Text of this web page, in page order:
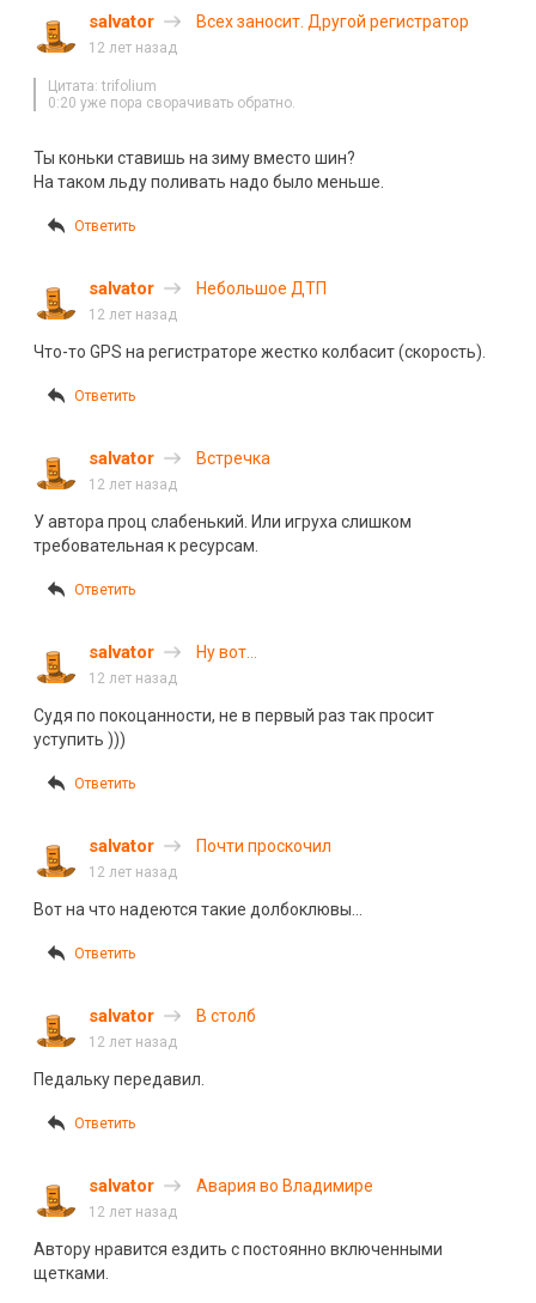
salvator Всех заносит. Другой регистратор
12 лет назад
Цитата: trifolium
0:20 уже пора сворачивать обратно.
Ты коньки ставишь на зиму вместо шин?
На таком льду поливать надо было меньше.
Ответить
salvator Небольшое ДТП
12 лет назад
Что-то GPS на регистраторе жестко колбасит (скорость).
Ответить
salvator Встречка
12 лет назад
У автора проц слабенький. Или игруха слишком
требовательная к ресурсам.
Ответить
salvator Ну вот…
12 лет назад
Судя по покоцанности, не в первый раз так просит
уступить )))
Ответить
salvator Почти проскочил
12 лет назад
Вот на что надеются такие долбоклювы…
Ответить
salvator В столб
12 лет назад
Педальку передавил.
Ответить
salvator Авария во Владимире
12 лет назад
Автору нравится ездить с постоянно включенными
щетками.